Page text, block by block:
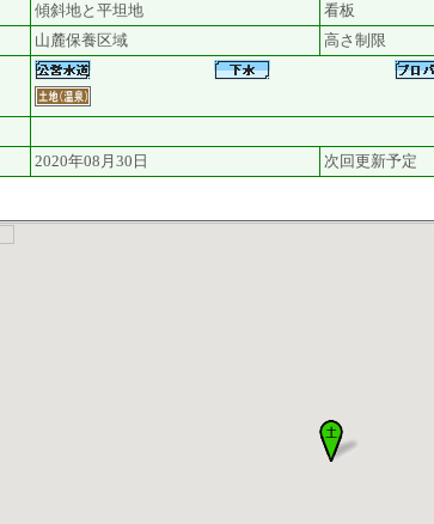
傾斜地と平坦地
看板
山麓保養区域 高さ制限
2020年08月30日 次回更新予定